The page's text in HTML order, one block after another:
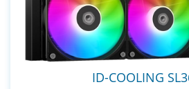
ID-COOLING